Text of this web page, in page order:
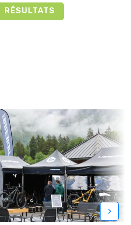
RÉSULTATS
›